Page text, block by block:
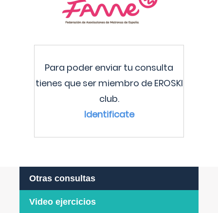
Para poder enviar tu consulta
tienes que ser miembro de EROSKI
club.
Identificate
Otras consultas
Video ejercicios